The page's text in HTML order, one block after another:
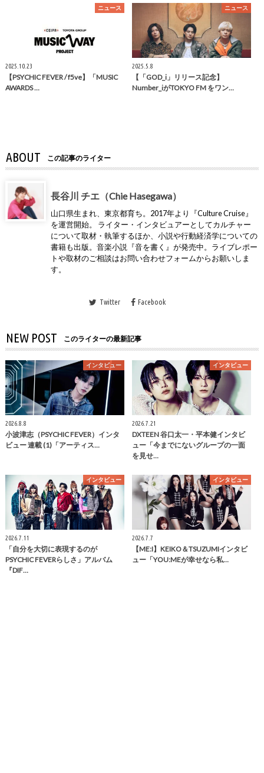
ニュース
2025.10.23
【PSYCHIC FEVER / f5ve】「MUSIC
AWARDS …
ニュース
2025.5.8
【「GOD_i」リリース記念】
Number_iがTOKYO FM をワン…
ABOUT この記事のライター
長谷川 チエ（Chie Hasegawa）
山口県生まれ、東京都育ち。2017年より『Culture Cruise』
を運営開始。 ライター・インタビュアーとしてカルチャー
について取材・執筆するほか、小説や行動経済学についての
書籍も出版。音楽小説『音を書く』が発売中。ライブレポー
トや取材のご相談はお問い合わせフォームからお願いしま
す。
Twitter Facebook
NEW POST このライターの最新記事
インタビュー
2026.8.8
小波津志（PSYCHIC FEVER）インタ
ビュー 連載 (1)「アーティス…
インタビュー
2026.7.21
DXTEEN 谷口太一・平本健インタビ
ュー「今までにないグループの一面
を見せ…
インタビュー
2026.7.11
「自分を大切に表現するのが
PSYCHIC FEVERらしさ」アルバム
『DIF…
インタビュー
2026.7.7
【ME:I】KEIKO＆TSUZUMIインタビ
ュー「YOU:MEが幸せなら私…